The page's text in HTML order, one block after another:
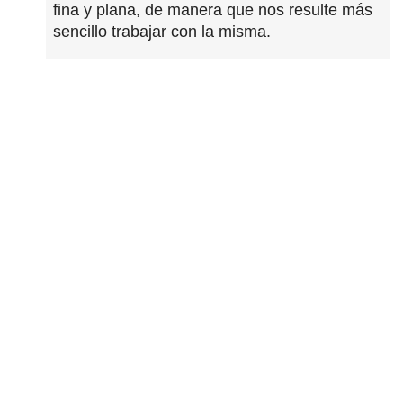
fina y plana, de manera que nos resulte más
sencillo trabajar con la misma.